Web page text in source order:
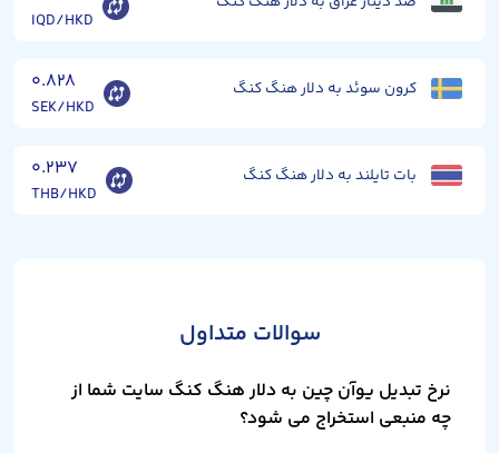
IQD/HKD
کرون سوئد به دلار هنگ کنگ ۰.۸۲۸
SEK/HKD
بات تایلند به دلار هنگ کنگ ۰.۲۳۷
THB/HKD
سوالات متداول
نرخ تبدیل یوآن چین به دلار هنگ کنگ سایت شما از
چه منبعی استخراج می شود؟